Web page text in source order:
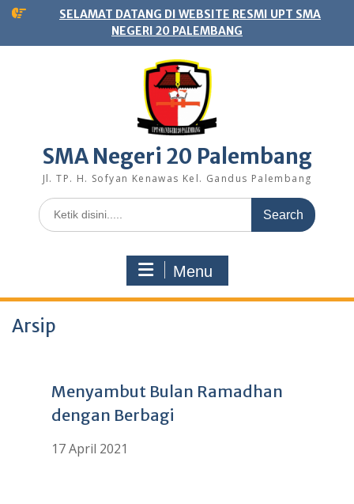
Skip
SELAMAT DATANG DI WEBSITE RESMI UPT SMA
NEGERI 20 PALEMBANG
SMA Negeri 20 Palembang
Jl. TP. H. Sofyan Kenawas Kel. Gandus Palembang
Search
for:
Menu
Arsip
Menyambut Bulan Ramadhan
dengan Berbagi
17 April 2021